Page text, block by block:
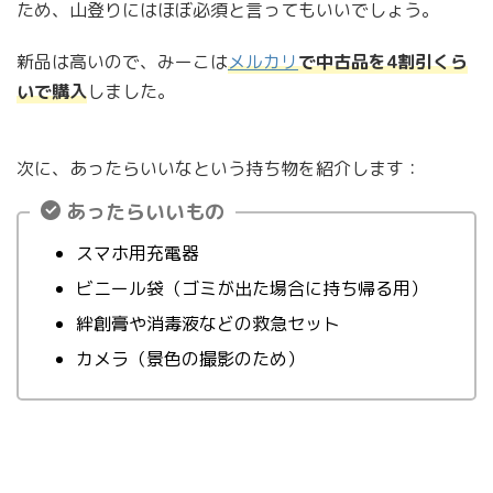
ため、山登りにはほぼ必須と言ってもいいでしょう。
新品は高いので、みーこはメルカリで中古品を4割引くら
いで購入しました。
次に、あったらいいなという持ち物を紹介します：
あったらいいもの
スマホ用充電器
ビニール袋（ゴミが出た場合に持ち帰る用）
絆創膏や消毒液などの救急セット
カメラ（景色の撮影のため）